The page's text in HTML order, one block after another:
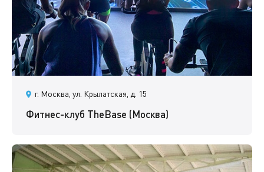
г. Москва, ул. Крылатская, д. 15
Фитнес-клуб TheBase (Москва)